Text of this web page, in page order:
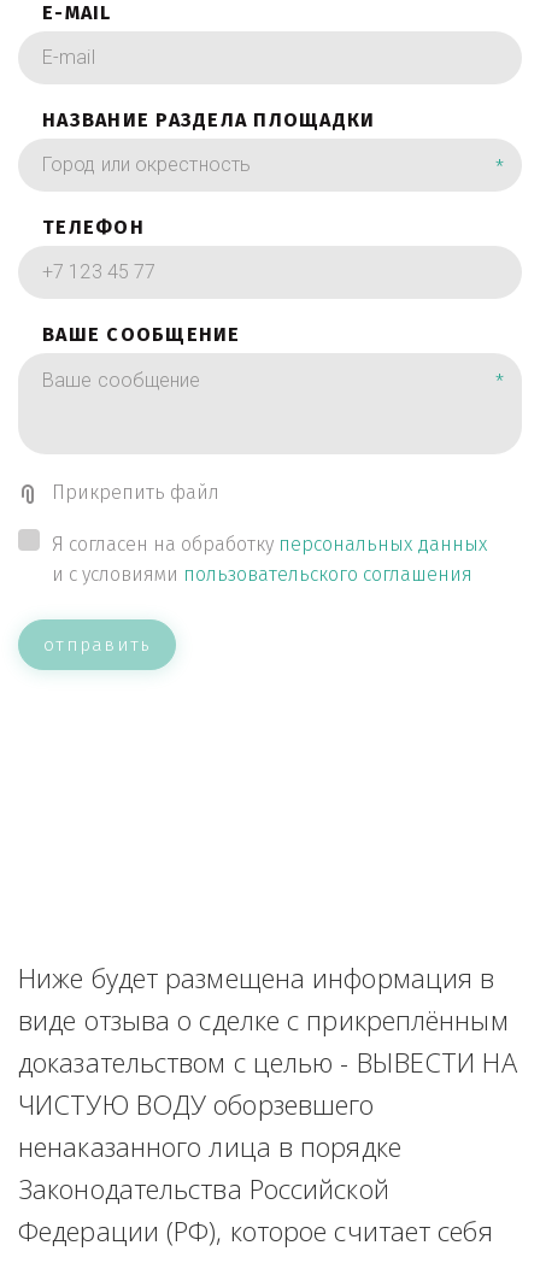
E-MAIL
НАЗВАНИЕ РАЗДЕЛА ПЛОЩАДКИ
*
ТЕЛЕФОН
ВАШЕ СООБЩЕНИЕ
*
Прикрепить файл
Я согласен на обработку персональных данных
и с условиями пользовательского соглашения
отправить
Ниже будет размещена информация в
виде отзыва о сделке с прикреплённым
доказательством с целью - ВЫВЕСТИ НА
ЧИСТУЮ ВОДУ оборзевшего
ненаказанного лица в порядке
Законодательства Российской
Федерации (РФ), которое считает себя